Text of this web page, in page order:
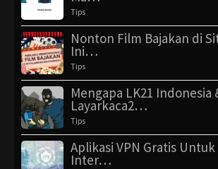
Tips
Nonton Film Bajakan di
Ini…
Tips
Mengapa LK21 Indonesia
Layarkaca2…
Tips
Aplikasi VPN Gratis
Inter…